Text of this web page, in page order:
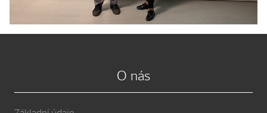
O nás